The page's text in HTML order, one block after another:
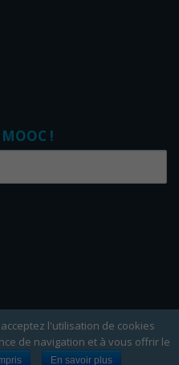
!
-Editorial-CGU-Cookies
l'utilisation de cookies
de navigation et à vous offrir le
En savoir plus